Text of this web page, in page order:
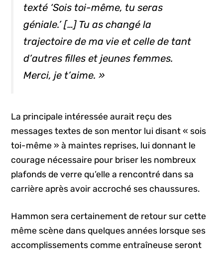
texté ‘Sois toi-même, tu seras
géniale.’ […] Tu as changé la
trajectoire de ma vie et celle de tant
d’autres filles et jeunes femmes.
Merci, je t’aime. »
La principale intéressée aurait reçu des
messages textes de son mentor lui disant « sois
toi-même » à maintes reprises, lui donnant le
courage nécessaire pour briser les nombreux
plafonds de verre qu’elle a rencontré dans sa
carrière après avoir accroché ses chaussures.
Hammon sera certainement de retour sur cette
même scène dans quelques années lorsque ses
accomplissements comme entraîneuse seront